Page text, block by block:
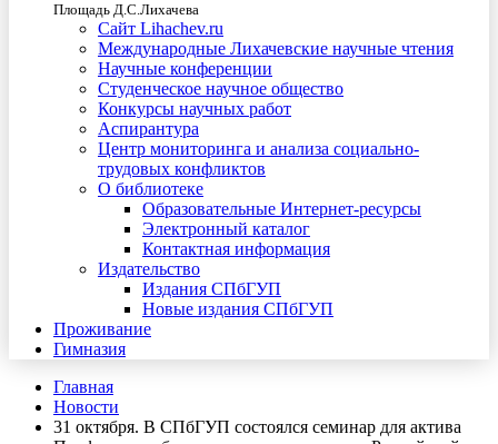
Площадь Д.С.Лихачева
Сайт Lihachev.ru
Международные Лихачевские научные чтения
Научные конференции
Студенческое научное общество
Конкурсы научных работ
Аспирантура
Центр мониторинга и анализа социально-
трудовых конфликтов
О библиотеке
Образовательные Интернет-ресурсы
Электронный каталог
Контактная информация
Издательство
Издания СПбГУП
Новые издания СПбГУП
Проживание
Гимназия
Главная
Новости
31 октября. В СПбГУП состоялся семинар для актива